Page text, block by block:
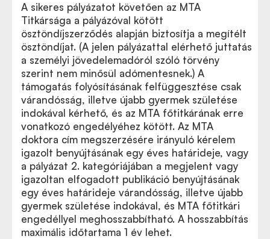
A sikeres pályázatot követően az MTA
Titkársága a pályázóval kötött
ösztöndíjszerződés alapján biztosítja a megítélt
ösztöndíjat. (A jelen pályázattal elérhető juttatás
a személyi jövedelemadóról szóló törvény
szerint nem minősül adómentesnek.) A
támogatás folyósításának felfüggesztése csak
várandósság, illetve újabb gyermek születése
indokával kérhető, és az MTA főtitkárának erre
vonatkozó engedélyéhez kötött. Az MTA
doktora cím megszerzésére irányuló kérelem
igazolt benyújtásának egy éves határideje, vagy
a pályázat 2. kategóriájában a megjelent vagy
igazoltan elfogadott publikáció benyújtásának
egy éves határideje várandósság, illetve újabb
gyermek születése indokával, és MTA főtitkári
engedéllyel meghosszabbítható. A hosszabbítás
maximális időtartama 1 év lehet.